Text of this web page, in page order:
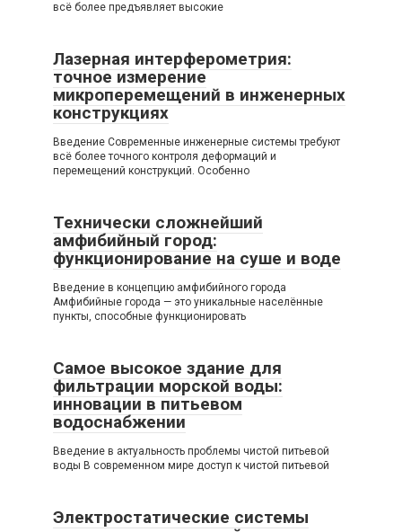
всё более предъявляет высокие
Лазерная интерферометрия:
точное измерение
микроперемещений в инженерных
конструкциях
Введение Современные инженерные системы требуют
всё более точного контроля деформаций и
перемещений конструкций. Особенно
Технически сложнейший
амфибийный город:
функционирование на суше и воде
Введение в концепцию амфибийного города
Амфибийные города — это уникальные населённые
пункты, способные функционировать
Самое высокое здание для
фильтрации морской воды:
инновации в питьевом
водоснабжении
Введение в актуальность проблемы чистой питьевой
воды В современном мире доступ к чистой питьевой
Электростатические системы